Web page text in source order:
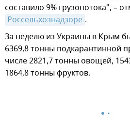
составило 9% грузопотока", –
Россельхознадзоре .
За неделю из Украины в Крым
6369,8 тонны подкарантинной
числе 2821,7 тонны овощей,
1864,8 тонны фруктов.